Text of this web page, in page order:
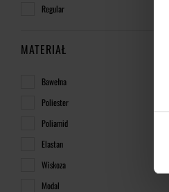
Regular
MATERIAŁ
Bawełna
Poliester
Poliamid
Elastan
Wiskoza
Modal